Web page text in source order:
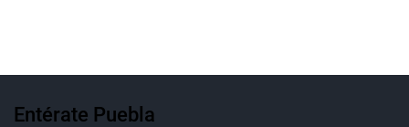
Entérate Puebla